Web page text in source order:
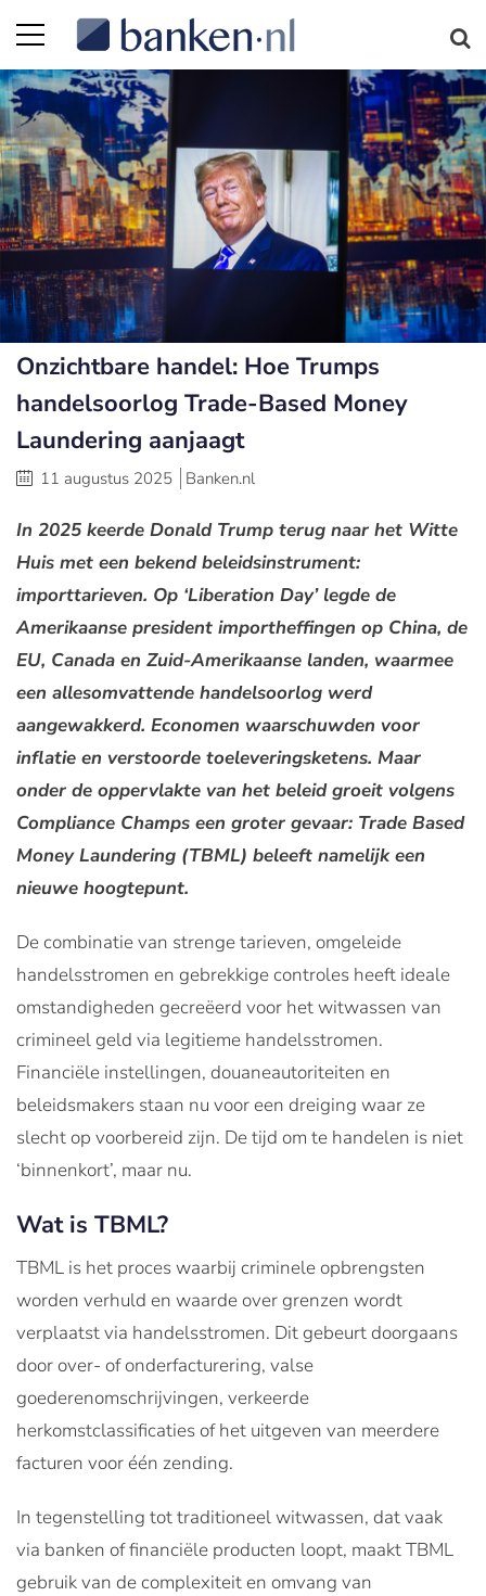
Onzichtbare handel: Hoe Trumps
handelsoorlog Trade-Based Money
Laundering aanjaagt
11 augustus 2025 Banken.nl
In 2025 keerde Donald Trump terug naar het Witte
Huis met een bekend beleidsinstrument:
importtarieven. Op ‘Liberation Day’ legde de
Amerikaanse president importheffingen op China, de
EU, Canada en Zuid-Amerikaanse landen, waarmee
een allesomvattende handelsoorlog werd
aangewakkerd. Economen waarschuwden voor
inflatie en verstoorde toeleveringsketens. Maar
onder de oppervlakte van het beleid groeit volgens
Compliance Champs een groter gevaar: Trade Based
Money Laundering (TBML) beleeft namelijk een
nieuwe hoogtepunt.
De combinatie van strenge tarieven, omgeleide
handelsstromen en gebrekkige controles heeft ideale
omstandigheden gecreëerd voor het witwassen van
crimineel geld via legitieme handelsstromen.
Financiële instellingen, douaneautoriteiten en
beleidsmakers staan nu voor een dreiging waar ze
slecht op voorbereid zijn. De tijd om te handelen is niet
‘binnenkort’, maar nu.
Wat is TBML?
TBML is het proces waarbij criminele opbrengsten
worden verhuld en waarde over grenzen wordt
verplaatst via handelsstromen. Dit gebeurt doorgaans
door over- of onderfacturering, valse
goederenomschrijvingen, verkeerde
herkomstclassificaties of het uitgeven van meerdere
facturen voor één zending.
In tegenstelling tot traditioneel witwassen, dat vaak
via banken of financiële producten loopt, maakt TBML
gebruik van de complexiteit en omvang van